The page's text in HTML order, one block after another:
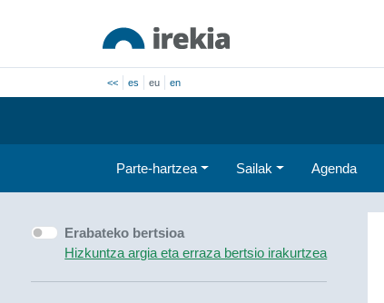
<< es eu en
Parte-hartzea Sailak Agenda
Erabateko bertsioa
Hizkuntza argia eta erraza bertsio irakurtzea